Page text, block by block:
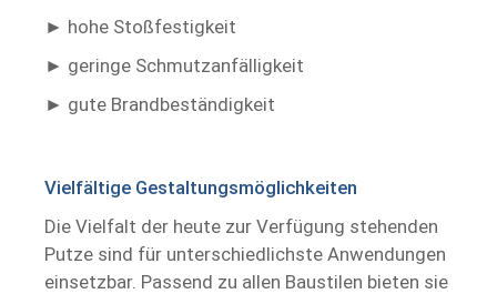
hohe Stoßfestigkeit
geringe Schmutzanfälligkeit
gute Brandbeständigkeit ​ ​
Vielfältige Gestaltungsmöglichkeiten
Die Vielfalt der heute zur Verfügung stehenden
Putze sind für unterschiedlichste Anwendungen
einsetzbar. Passend zu allen Baustilen bieten sie